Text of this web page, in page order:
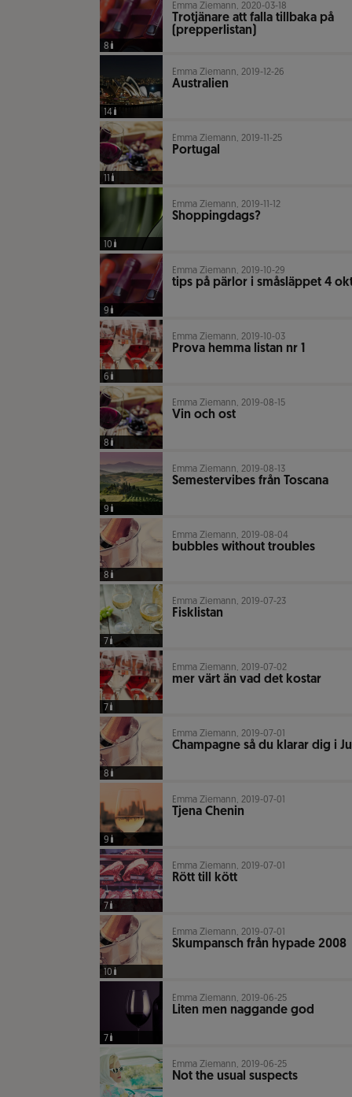
8
Emma Ziemann, 2020-03-18
Trotjänare att falla tillbaka på
(prepperlistan)
14
Emma Ziemann, 2019-12-26
Australien
Emma Ziemann, 2019-11-25
Portugal
10
Emma Ziemann, 2019-11-12
Shoppingdags?
9
Emma Ziemann, 2019-10-29
tips på pärlor i småsläppet 4
6
Emma Ziemann, 2019-10-03
Prova hemma listan nr 1
8
Emma Ziemann, 2019-08-15
Vin och ost
9
Emma Ziemann, 2019-08-13
Semestervibes från Toscana
8
Emma Ziemann, 2019-08-04
bubbles without troubles
7
Emma Ziemann, 2019-07-23
Fisklistan
7
Emma Ziemann, 2019-07-02
mer värt än vad det kostar
8
Emma Ziemann, 2019-07-01
Champagne så du klarar dig i
9
Emma Ziemann, 2019-07-01
Tjena Chenin
7
Emma Ziemann, 2019-07-01
Rött till kött
10
Emma Ziemann, 2019-07-01
Skumpansch från hypade 2008
7
Emma Ziemann, 2019-06-25
Liten men naggande god
Emma Ziemann, 2019-06-25
Not the usual suspects